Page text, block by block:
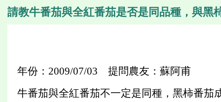
請教牛番茄與全紅番茄是否是同品種，與黑
年份：2009/07/03 提問農友：蘇阿甫
牛番茄與全紅番茄不一定是同種，黑柿番茄